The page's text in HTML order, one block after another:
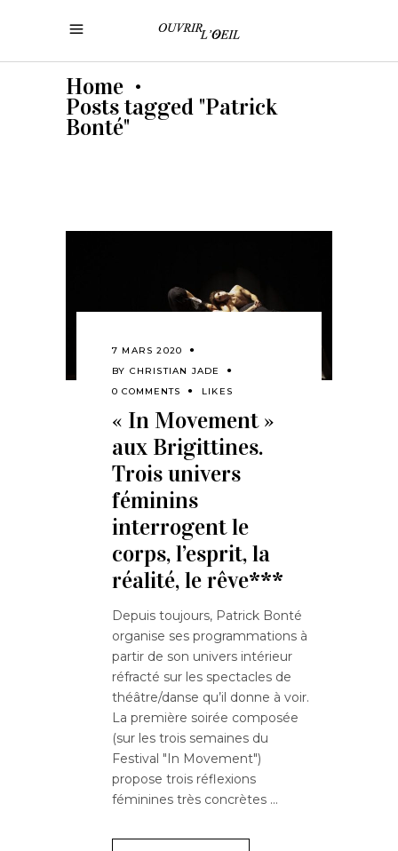
Home •
Posts tagged "Patrick
Bonté"
7 MARS 2020
BY CHRISTIAN JADE
0 COMMENTS
LIKES
« In Movement »
aux Brigittines.
Trois univers
féminins
interrogent le
corps, l’esprit, la
réalité, le rêve***
Depuis toujours, Patrick Bonté
organise ses programmations à
partir de son univers intérieur
réfracté sur les spectacles de
théâtre/danse qu’il donne à voir.
La première soirée composée
(sur les trois semaines du
Festival "In Movement")
propose trois réflexions
féminines très concrètes